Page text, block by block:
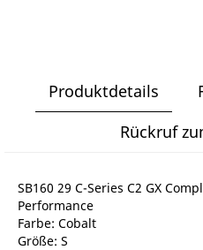
Produktdetails
Rückruf
SB160 29 C-Series C2 GX
Performance
Farbe: Cobalt
Größe: S